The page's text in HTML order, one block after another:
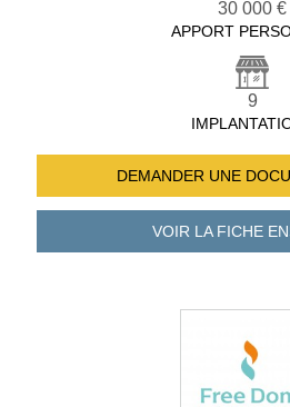
30 000 €
APPORT
9
DEMANDER UNE
VOIR LA FICHE